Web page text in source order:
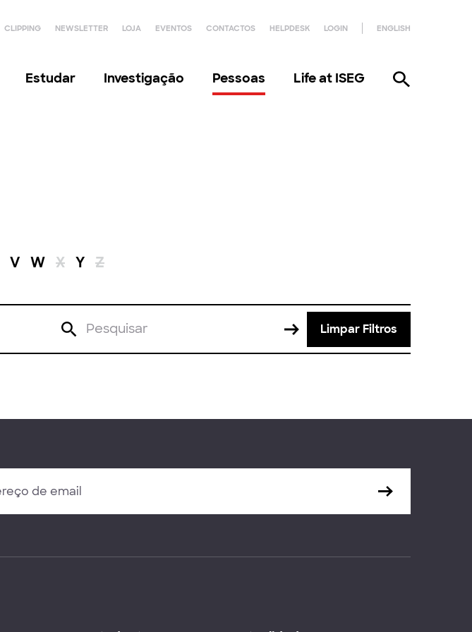
CLIPPING NEWSLETTER LOJA EVENTOS CONTACTOS HELPDESK LOGIN ENGLISH
Estudar Investigação Pessoas Life at ISEG
V W X Y Z
Limpar Filtros